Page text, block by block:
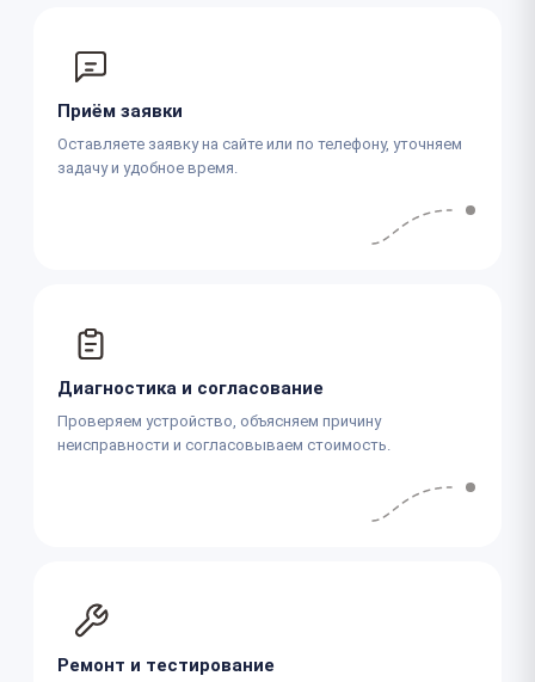
Приём заявки
Оставляете заявку на сайте или по телефону, уточняем
задачу и удобное время.
Диагностика и согласование
Проверяем устройство, объясняем причину
неисправности и согласовываем стоимость.
Ремонт и тестирование